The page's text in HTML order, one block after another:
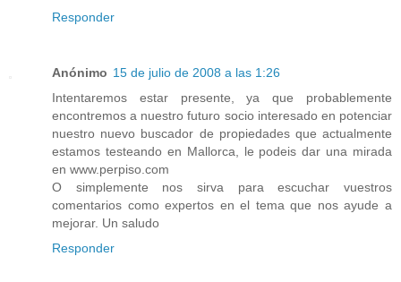
Responder
Anónimo 15 de julio de 2008 a las 1:26
Intentaremos estar presente, ya que probablemente
encontremos a nuestro futuro socio interesado en potenciar
nuestro nuevo buscador de propiedades que actualmente
estamos testeando en Mallorca, le podeis dar una mirada
en www.perpiso.com
O simplemente nos sirva para escuchar vuestros
comentarios como expertos en el tema que nos ayude a
mejorar. Un saludo
Responder